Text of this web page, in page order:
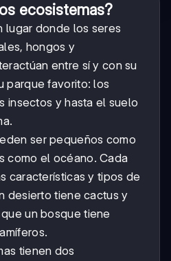
ecosistemas?
lugar donde los seres
hongos y
entre sí y con su
parque favorito: los
insectos y hasta el suelo
ser pequeños como
como el océano. Cada
características y tipos de
desierto tiene cactus y
un bosque tiene
tienen dos